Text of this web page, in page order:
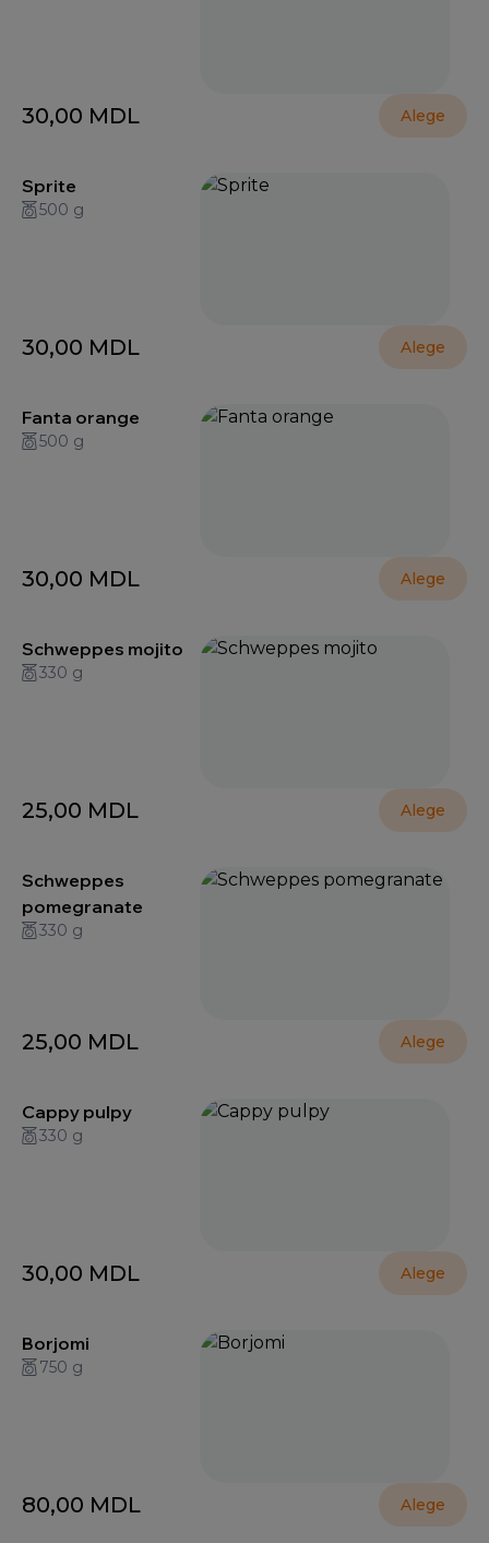
30,00 MDL Alege
Sprite
500 g
30,00 MDL Alege
Fanta orange
500 g
30,00 MDL Alege
Schweppes mojito
330 g
25,00 MDL Alege
Schweppes
pomegranate
330 g
25,00 MDL Alege
Cappy pulpy
330 g
30,00 MDL Alege
Borjomi
750 g
80,00 MDL Alege